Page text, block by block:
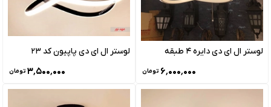
لوستر ال ای دی دایره 4 طبقه
۶٬۰۰۰٬۰۰۰ تومان
لوستر ال ای دی پاپیون کد 23
۳٬۵۰۰٬۰۰۰ تومان